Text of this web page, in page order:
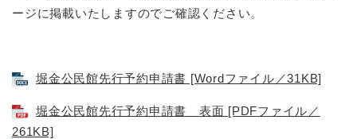
ージに掲載いたしますのでご確認ください。
堀金公民館先行予約申請書 [Wordファイル／31KB]
堀金公民館先行予約申請書 表面 [PDFファイル／
261KB]